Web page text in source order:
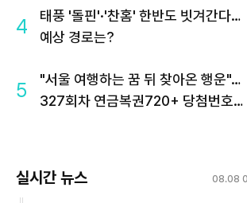
4
태풍 '돌핀'·'찬홈' 한반도 빗겨간다…
예상 경로는?
5
"서울 여행하는 꿈 뒤 찾아온 행운"…
327회차 연금복권720+ 당첨번호조
실시간 뉴스 08.08